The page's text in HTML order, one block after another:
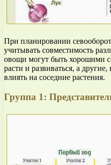
При планировании
учитывать совместимость
овощи могут быть хорошими
расти и развиваться, а
влиять на соседние растения.
Группа 1: